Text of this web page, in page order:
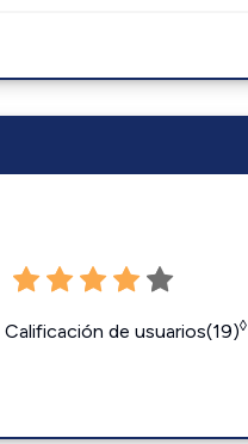
Calificación de usuarios(19)◊